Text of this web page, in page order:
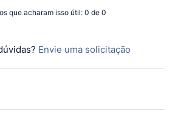
que acharam isso útil: 0 de 0
Envie uma solicitação